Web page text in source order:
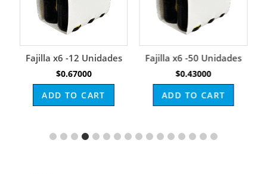
x6 -12 Unidades
TO CART
Fajilla x6 -50 Unidades
ADD TO CART
Porta